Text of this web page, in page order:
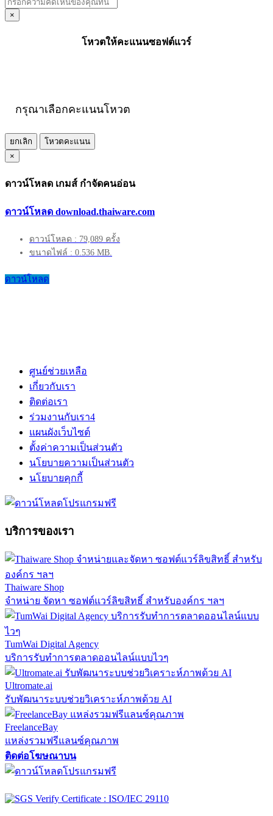
×
โหวตให้คะแนนซอฟต์แวร์
กรุณาเลือกคะแนนโหวต
ยกเลิก
โหวตคะแนน
×
ดาวน์โหลด เกมส์ กำจัดคนอ่อน
ดาวน์โหลด download.thaiware.com
ดาวน์โหลด : 79,089 ครั้ง
ขนาดไฟล์ : 0.536 MB.
ดาวน์โหลด
ศูนย์ช่วยเหลือ
เกี่ยวกับเรา
ติดต่อเรา
ร่วมงานกับเรา4
แผนผังเว็บไซต์
ตั้งค่าความเป็นส่วนตัว
นโยบายความเป็นส่วนตัว
นโยบายคุกกี้
บริการของเรา
Thaiware Shop
จำหน่าย จัดหา ซอฟต์แวร์ลิขสิทธิ์ สำหรับองค์กร ฯลฯ
TumWai Digital Agency
บริการรับทำการตลาดออนไลน์แบบไวๆ
Ultromate.ai
รับพัฒนาระบบช่วยวิเคราะห์ภาพด้วย AI
FreelanceBay
แหล่งรวมฟรีแลนซ์คุณภาพ
ติดต่อโฆษณาบน